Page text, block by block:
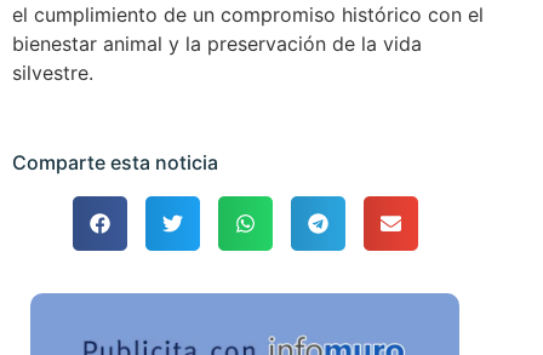
el cumplimiento de un compromiso histórico con el
bienestar animal y la preservación de la vida
silvestre.
Comparte esta noticia